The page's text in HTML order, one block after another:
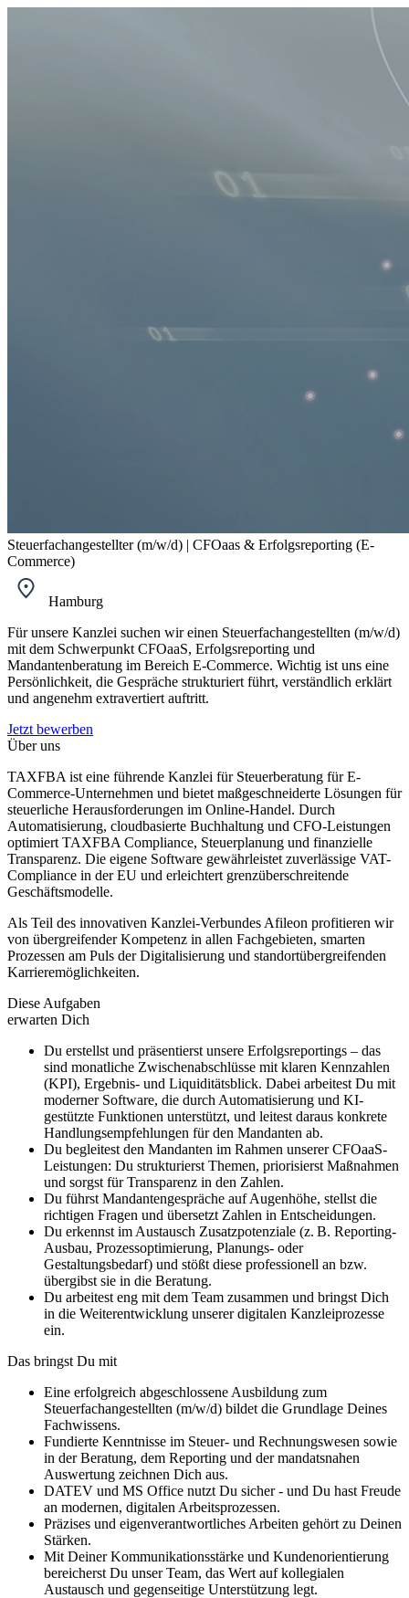
Steuerfachangestellter (m/w/d) | CFOaas & Erfolgsreporting (E-
Commerce)
Hamburg
Für unsere Kanzlei suchen wir einen Steuerfachangestellten (m/w/d)
mit dem Schwerpunkt CFOaaS, Erfolgsreporting und
Mandantenberatung im Bereich E‑Commerce. Wichtig ist uns eine
Persönlichkeit, die Gespräche strukturiert führt, verständlich erklärt
und angenehm extravertiert auftritt.
Jetzt bewerben
Über uns
TAXFBA ist eine führende Kanzlei für Steuerberatung für E-
Commerce-Unternehmen und bietet maßgeschneiderte Lösungen für
steuerliche Herausforderungen im Online-Handel. Durch
Automatisierung, cloudbasierte Buchhaltung und CFO-Leistungen
optimiert TAXFBA Compliance, Steuerplanung und finanzielle
Transparenz. Die eigene Software gewährleistet zuverlässige VAT-
Compliance in der EU und erleichtert grenzüberschreitende
Geschäftsmodelle.
Als Teil des innovativen Kanzlei-Verbundes Afileon profitieren wir
von übergreifender Kompetenz in allen Fachgebieten, smarten
Prozessen am Puls der Digitalisierung und standortübergreifenden
Karrieremöglichkeiten.
Diese Aufgaben
erwarten Dich
Du erstellst und präsentierst unsere Erfolgsreportings – das
sind monatliche Zwischenabschlüsse mit klaren Kennzahlen
(KPI), Ergebnis- und Liquiditätsblick. Dabei arbeitest Du mit
moderner Software, die durch Automatisierung und KI-
gestützte Funktionen unterstützt, und leitest daraus konkrete
Handlungsempfehlungen für den Mandanten ab.
Du begleitest den Mandanten im Rahmen unserer CFOaaS-
Leistungen: Du strukturierst Themen, priorisierst Maßnahmen
und sorgst für Transparenz in den Zahlen.
Du führst Mandantengespräche auf Augenhöhe, stellst die
richtigen Fragen und übersetzt Zahlen in Entscheidungen.
Du erkennst im Austausch Zusatzpotenziale (z. B. Reporting-
Ausbau, Prozessoptimierung, Planungs- oder
Gestaltungsbedarf) und stößt diese professionell an bzw.
übergibst sie in die Beratung.
Du arbeitest eng mit dem Team zusammen und bringst Dich
in die Weiterentwicklung unserer digitalen Kanzleiprozesse
ein.
Das bringst Du mit
Eine erfolgreich abgeschlossene Ausbildung zum
Steuerfachangestellten (m/w/d) bildet die Grundlage Deines
Fachwissens.
Fundierte Kenntnisse im Steuer- und Rechnungswesen sowie
in der Beratung, dem Reporting und der mandatsnahen
Auswertung zeichnen Dich aus.
DATEV und MS Office nutzt Du sicher - und Du hast Freude
an modernen, digitalen Arbeitsprozessen.
Präzises und eigenverantwortliches Arbeiten gehört zu Deinen
Stärken.
Mit Deiner Kommunikationsstärke und Kundenorientierung
bereicherst Du unser Team, das Wert auf kollegialen
Austausch und gegenseitige Unterstützung legt.